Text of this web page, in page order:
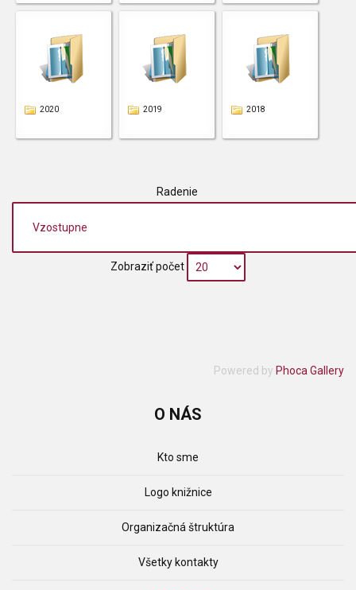
2020 2019 2018
Radenie
Zobraziť počet
Powered by Phoca Gallery
O NÁS
Kto sme
Logo knižnice
Organizačná štruktúra
Všetky kontakty